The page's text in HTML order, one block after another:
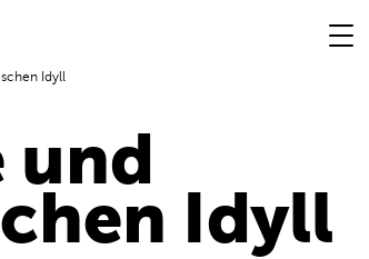
Idyll
und
Idyll